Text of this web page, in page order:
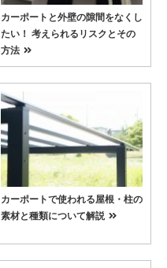
カーポートと外壁の隙間をなくし
たい！ 考えられるリスクとその
方法
カーポートで使われる屋根・柱の
素材と種類について解説